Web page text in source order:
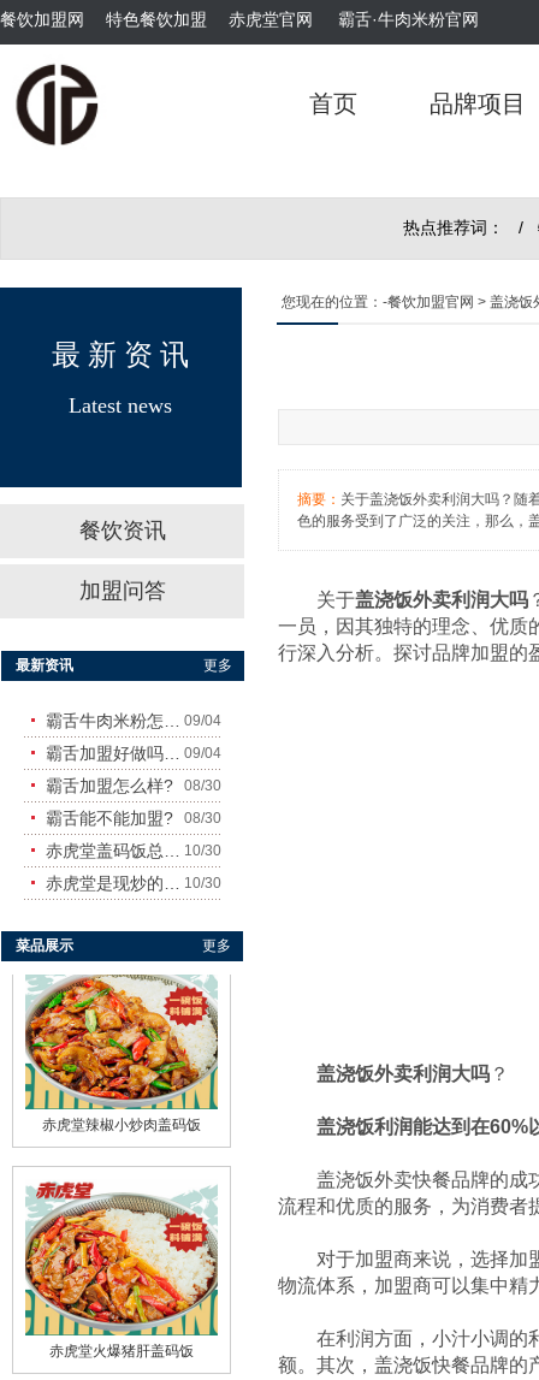
首页 品牌项目
餐饮加盟网 特色餐饮加盟 赤虎堂官网 霸舌·牛肉米粉官网
餐饮资讯
加盟问答
最 新 资 讯
Latest news
热点推荐词： /
摘要： 关于盖浇饭外卖利润大吗？随
色的服务受到了广泛的关注，那么，
关于盖浇饭外卖利润大吗
一员，因其独特的理念、优质
行深入分析。探讨品牌加盟的
盖浇饭外卖利润大吗 ？
盖浇饭利润能达到在60%
盖浇饭外卖快餐品牌的成功
流程和优质的服务，为消费者
对于加盟商来说，选择加盟
物流体系，加盟商可以集中精
在利润方面，小汁小调的利
额。其次，盖浇饭快餐品牌的
最新资讯 更多
09/04
09/04
霸舌加盟怎么样? 08/30
霸舌能不能加盟? 08/30
10/30
10/30
菜品展示 更多
霸舌酸菜牛肉米粉
您现在的位置： -餐饮加盟官网 > 盖浇饭